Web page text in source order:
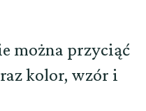
można przyciąć
kolor, wzór i